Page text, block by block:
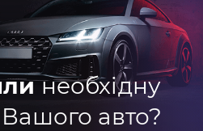
необхідну
авто?